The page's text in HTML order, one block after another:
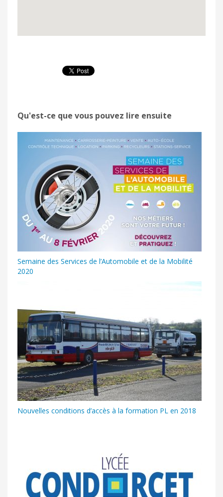
Qu'est-ce que vous pouvez lire ensuite
Semaine des Services de l’Automobile et de la Mobilité
2020
Nouvelles conditions d’accès à la formation PL en 2018